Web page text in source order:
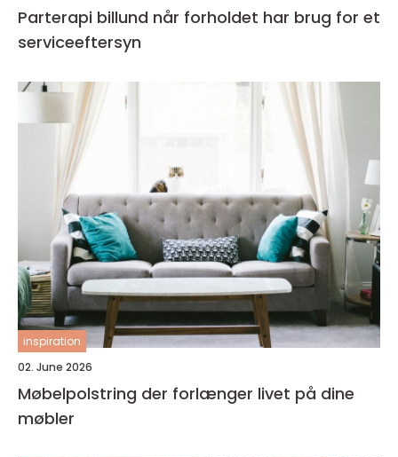
Parterapi billund når forholdet har brug for et
serviceeftersyn
inspiration
02. June 2026
Møbelpolstring der forlænger livet på dine
møbler